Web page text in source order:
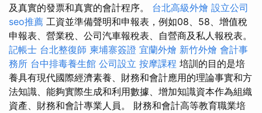
及真實的發票和真實的會計程序。 台北高級外燴 設立公司
seo推薦 工資並準備聲明和申報表，例如08、58、增值稅
申報表、營業稅、公司汽車報稅表、自營商及私人報稅表。
記帳士 台北整復師 柬埔寨簽證 宜蘭外燴 新竹外燴 會計事
務所 台中排毒養生館 公司設立 按摩課程 培訓的目的是培
養具有現代國際經濟素養、財務和會計應用的理論事實和方
法知識、能夠實際生成和利用數據、增加知識資本作為組織
資產、財務和會計專業人員。 財務和會計高等教育職業培